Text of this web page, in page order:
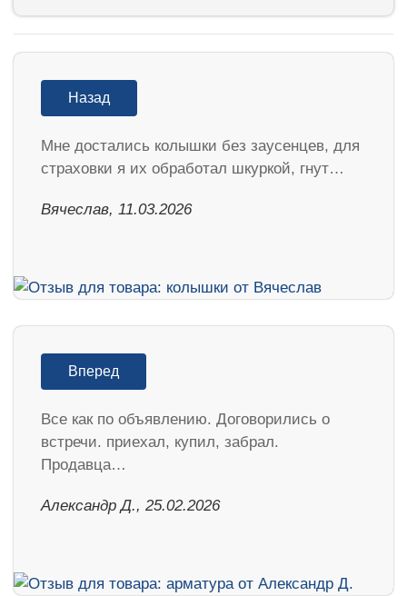
Назад
Мне достались колышки без заусенцев, для
страховки я их обработал шкуркой, гнут…
Вячеслав, 11.03.2026
Вперед
Все как по объявлению. Договорились о
встречи. приехал, купил, забрал.
Продавца…
Александр Д., 25.02.2026